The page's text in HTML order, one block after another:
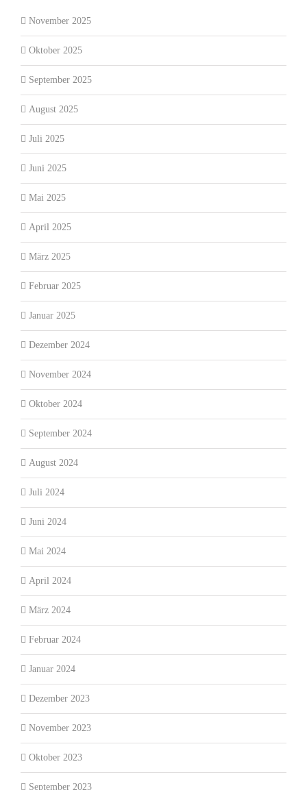
November 2025
Oktober 2025
September 2025
August 2025
Juli 2025
Juni 2025
Mai 2025
April 2025
März 2025
Februar 2025
Januar 2025
Dezember 2024
November 2024
Oktober 2024
September 2024
August 2024
Juli 2024
Juni 2024
Mai 2024
April 2024
März 2024
Februar 2024
Januar 2024
Dezember 2023
November 2023
Oktober 2023
September 2023